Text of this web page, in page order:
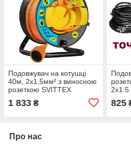
Подовжувач на котушці
40м, 2х1,5мм² з виносною
розеткою SVITTEX
1 833 ₴
2х1.5
825
Про нас